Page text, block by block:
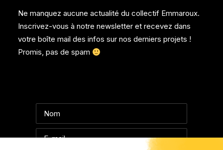
Ne manquez aucune actualité du collectif Emmaroux.
Inscrivez-vous à notre newsletter et recevez dans
votre boîte mail des infos sur nos derniers projets !
Promis, pas de spam